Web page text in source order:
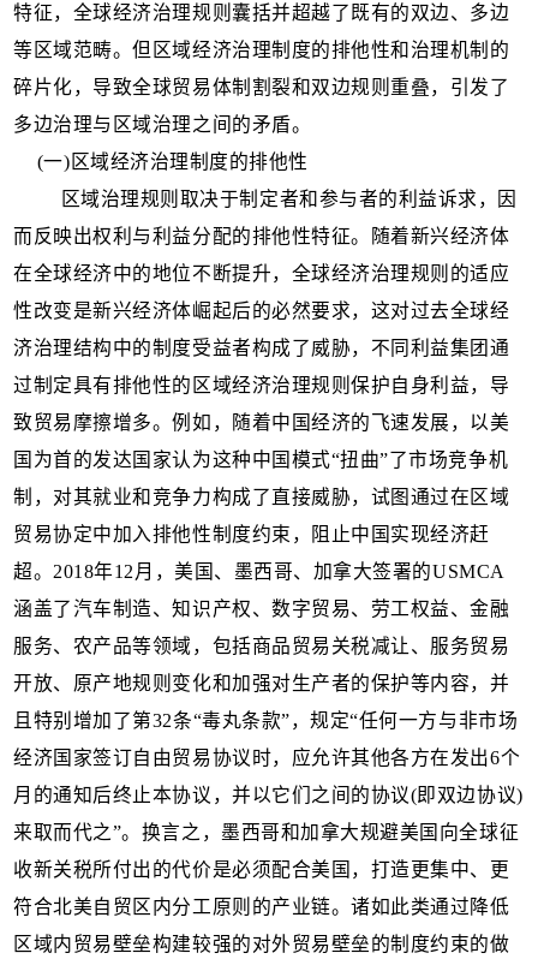
特征，全球经济治理规则囊括并超越了既有的双边、多边
等区域范畴。但区域经济治理制度的排他性和治理机制的
碎片化，导致全球贸易体制割裂和双边规则重叠，引发了
多边治理与区域治理之间的矛盾。
(一)区域经济治理制度的排他性
区域治理规则取决于制定者和参与者的利益诉求，因
而反映出权利与利益分配的排他性特征。随着新兴经济体
在全球经济中的地位不断提升，全球经济治理规则的适应
性改变是新兴经济体崛起后的必然要求，这对过去全球经
济治理结构中的制度受益者构成了威胁，不同利益集团通
过制定具有排他性的区域经济治理规则保护自身利益，导
致贸易摩擦增多。例如，随着中国经济的飞速发展，以美
国为首的发达国家认为这种中国模式“扭曲”了市场竞争机
制，对其就业和竞争力构成了直接威胁，试图通过在区域
贸易协定中加入排他性制度约束，阻止中国实现经济赶
超。2018年12月，美国、墨西哥、加拿大签署的USMCA
涵盖了汽车制造、知识产权、数字贸易、劳工权益、金融
服务、农产品等领域，包括商品贸易关税减让、服务贸易
开放、原产地规则变化和加强对生产者的保护等内容，并
且特别增加了第32条“毒丸条款”，规定“任何一方与非市场
经济国家签订自由贸易协议时，应允许其他各方在发出6个
月的通知后终止本协议，并以它们之间的协议(即双边协议)
来取而代之”。换言之，墨西哥和加拿大规避美国向全球征
收新关税所付出的代价是必须配合美国，打造更集中、更
符合北美自贸区内分工原则的产业链。诸如此类通过降低
区域内贸易壁垒构建较强的对外贸易壁垒的制度约束的做